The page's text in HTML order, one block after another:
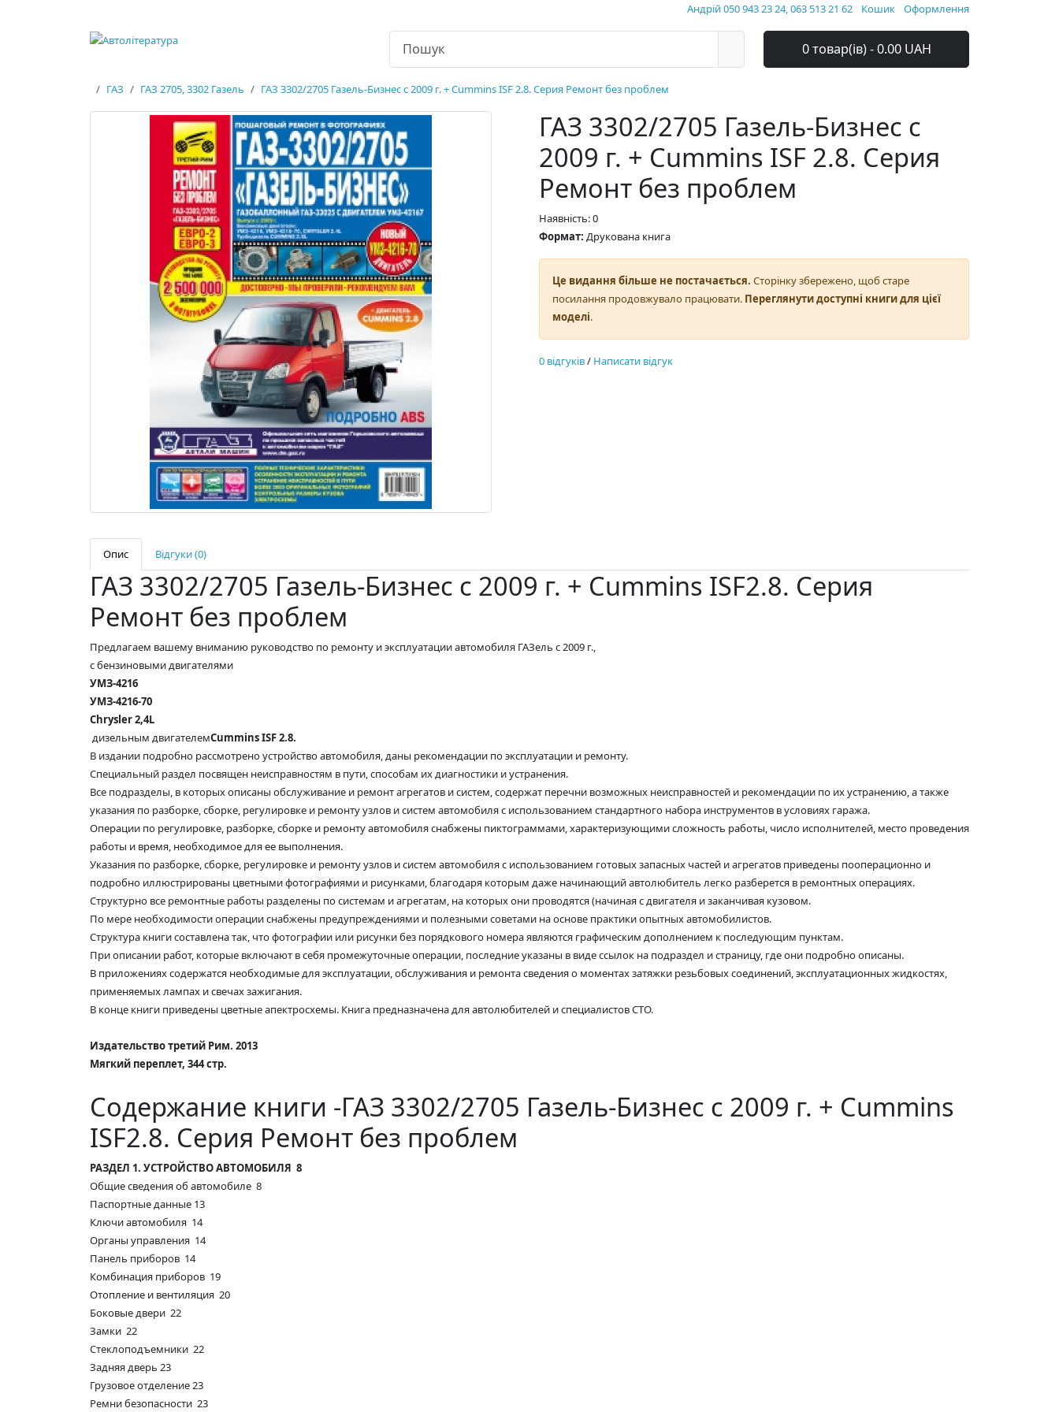
Андрій 050 943 23 24, 063 513 21 62 Кошик Оформлення
0 товар(ів) - 0.00 UAH
ГАЗ ГАЗ 2705, 3302 Газель ГАЗ 3302/2705 Газель-Бизнес с 2009 г. + Cummins ISF 2.8. Серия Ремонт без проблем
ГАЗ 3302/2705 Газель-Бизнес с
2009 г. + Cummins ISF 2.8. Серия
Ремонт без проблем
Наявність: 0
Формат: Друкована книга
Це видання більше не постачається. Сторінку збережено, щоб старе
посилання продовжувало працювати. Переглянути доступні книги для цієї
моделі.
0 відгуків/ Написати відгук
Опис Відгуки (0)
ГАЗ 3302/2705 Газель-Бизнес с 2009 г. + Cummins ISF2.8. Серия
Ремонт без проблем
Предлагаем вашему вниманию руководство по ремонту и эксплуатации автомобиля ГАЗель с 2009 г.,
с бензиновыми двигателями
УМЗ-4216
УМЗ-4216-70
Chrysler 2,4L
дизельным двигателемCummins ISF 2.8.
В издании подробно рассмотрено устройство автомобиля, даны рекомендации по эксплуатации и ремонту.
Специальный раздел посвящен неисправностям в пути, способам их диагностики и устранения.
Все подразделы, в которых описаны обслуживание и ремонт агрегатов и систем, содержат перечни возможных неисправностей и рекомендации по их устранению, а также
указания по разборке, сборке, регулировке и ремонту узлов и систем автомобиля с использованием стандартного набора инструментов в условиях гаража.
Операции по регулировке, разборке, сборке и ремонту автомобиля снабжены пиктограммами, характеризующими сложность работы, число исполнителей, место проведения
работы и время, необходимое для ее выполнения.
Указания по разборке, сборке, регулировке и ремонту узлов и систем автомобиля с использованием готовых запасных частей и агрегатов приведены пооперационно и
подробно иллюстрированы цветными фотографиями и рисунками, благодаря которым даже начинающий автолюбитель легко разберется в ремонтных операциях.
Структурно все ремонтные работы разделены по системам и агрегатам, на которых они проводятся (начиная с двигателя и заканчивая кузовом.
По мере необходимости операции снабжены предупреждениями и полезными советами на основе практики опытных автомобилистов.
Структура книги составлена так, что фотографии или рисунки без порядкового номера являются графическим дополнением к последующим пунктам.
При описании работ, которые включают в себя промежуточные операции, последние указаны в виде ссылок на подраздел и страницу, где они подробно описаны.
В приложениях содержатся необходимые для эксплуатации, обслуживания и ремонта сведения о моментах затяжки резьбовых соединений, эксплуатационных жидкостях,
применяемых лампах и свечах зажигания.
В конце книги приведены цветные апектросхемы. Книга предназначена для автолюбителей и специалистов СТО.
Издательство третий Рим. 2013
Мягкий переплет, 344 стр.
Содержание книги -ГАЗ 3302/2705 Газель-Бизнес с 2009 г. + Cummins
ISF2.8. Серия Ремонт без проблем
РАЗДЕЛ 1. УСТРОЙСТВО АВТОМОБИЛЯ 8
Общие сведения об автомобиле 8
Паспортные данные 13
Ключи автомобиля 14
Органы управления 14
Панель приборов 14
Комбинация приборов 19
Отопление и вентиляция 20
Боковые двери 22
Замки 22
Стеклоподъемники 22
Задняя дверь 23
Грузовое отделение 23
Ремни безопасности 23